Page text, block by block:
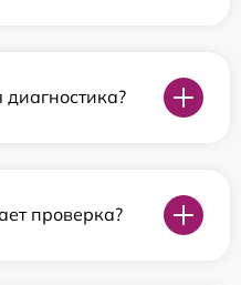
диагностика?
проверка?